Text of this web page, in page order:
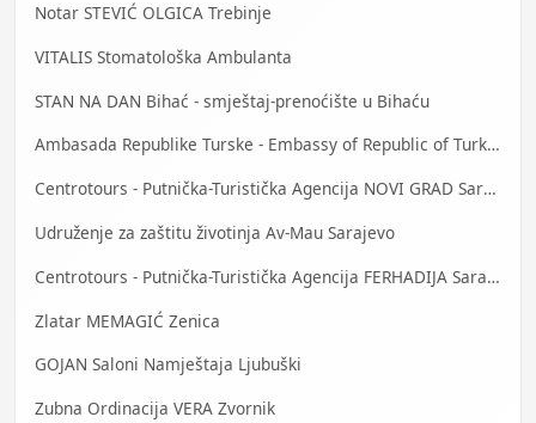
Notar STEVIĆ OLGICA Trebinje
VITALIS Stomatološka Ambulanta
STAN NA DAN Bihać - smještaj-prenoćište u Bihaću
Ambasada Republike Turske - Embassy of Republic of Turkey
Centrotours - Putnička-Turistička Agencija NOVI GRAD Sarajevo
Udruženje za zaštitu životinja Av-Mau Sarajevo
Centrotours - Putnička-Turistička Agencija FERHADIJA Sarajevo
Zlatar MEMAGIĆ Zenica
GOJAN Saloni Namještaja Ljubuški
Zubna Ordinacija VERA Zvornik